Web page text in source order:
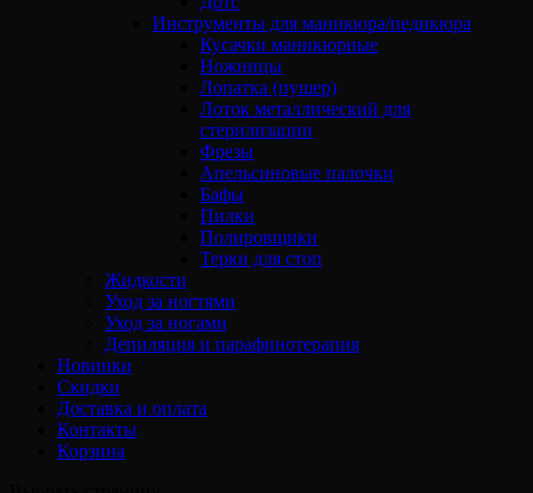
Инструменты для маникюра/педикюра
Кусачки маникюрные
Ножницы
Лопатка (пушер)
Лоток металлический для
стерилизации
Фрезы
Апельсиновые палочки
Бафы
Пилки
Полировщики
Терки для стоп
Жидкости
Уход за ногтями
Уход за ногами
Депиляция и парафинотерапия
Новинки
Скидки
Доставка и оплата
Контакты
Корзина